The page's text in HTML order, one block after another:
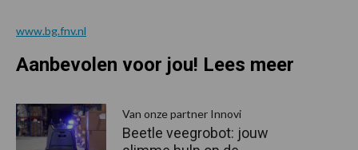
www.bg.fnv.nl
Aanbevolen voor jou! Lees meer
Van onze partner Innovi
Beetle veegrobot: jouw